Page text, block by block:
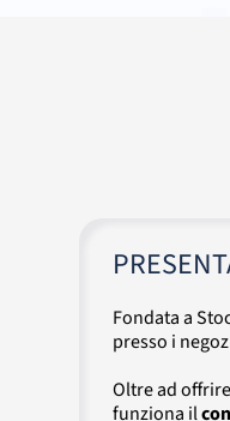
Fondata a
presso i
Oltre ad
funziona il